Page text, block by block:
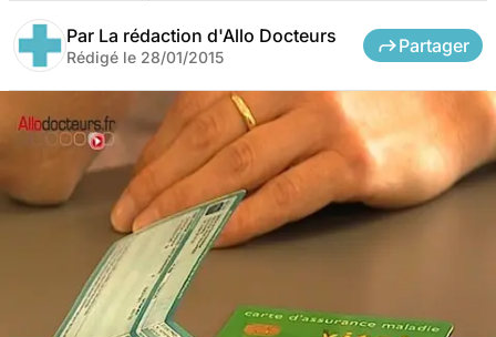
Par La rédaction d'Allo Docteurs
Rédigé le 28/01/2015
Partager